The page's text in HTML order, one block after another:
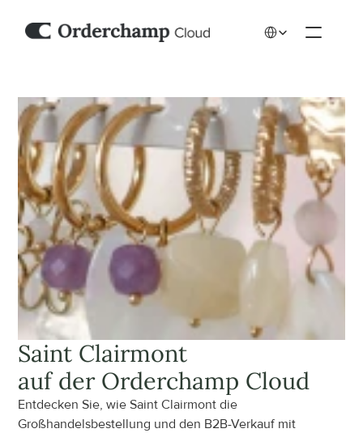
Saint Clairmont
auf der Orderchamp Cloud
Entdecken Sie, wie Saint Clairmont die
Großhandelsbestellung und den B2B-Verkauf mit